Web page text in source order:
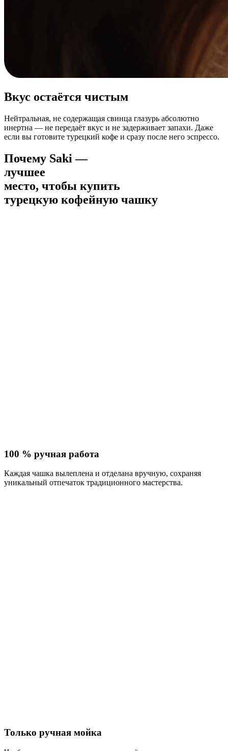
Вкус остаётся чистым
Нейтральная, не содержащая свинца глазурь абсолютно
инертна — не передаёт вкус и не задерживает запахи. Даже
если вы готовите турецкий кофе и сразу после него эспрессо.
Почему Saki —
лучшее
место, чтобы купить
турецкую кофейную чашку
100 % ручная работа
Каждая чашка вылеплена и отделана вручную, сохраняя
уникальный отпечаток традиционного мастерства.
Только ручная мойка